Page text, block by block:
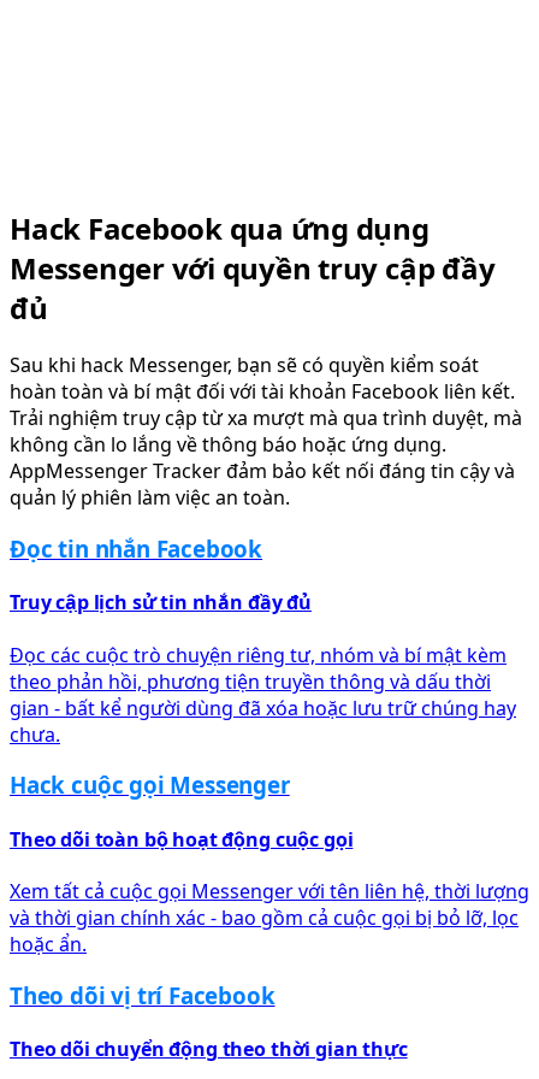
Hack Facebook qua ứng dụng
Messenger với quyền truy cập đầy
đủ
Sau khi hack Messenger, bạn sẽ có quyền kiểm soát
hoàn toàn và bí mật đối với tài khoản Facebook liên kết.
Trải nghiệm truy cập từ xa mượt mà qua trình duyệt, mà
không cần lo lắng về thông báo hoặc ứng dụng.
AppMessenger Tracker đảm bảo kết nối đáng tin cậy và
quản lý phiên làm việc an toàn.
Đọc tin nhắn Facebook
Truy cập lịch sử tin nhắn đầy đủ
Đọc các cuộc trò chuyện riêng tư, nhóm và bí mật kèm
theo phản hồi, phương tiện truyền thông và dấu thời
gian - bất kể người dùng đã xóa hoặc lưu trữ chúng hay
chưa.
Hack cuộc gọi Messenger
Theo dõi toàn bộ hoạt động cuộc gọi
Xem tất cả cuộc gọi Messenger với tên liên hệ, thời lượng
và thời gian chính xác - bao gồm cả cuộc gọi bị bỏ lỡ, lọc
hoặc ẩn.
Theo dõi vị trí Facebook
Theo dõi chuyển động theo thời gian thực